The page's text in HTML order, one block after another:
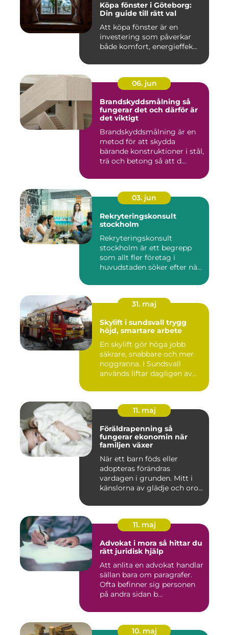
Köpa fönster i Göteborg:
Din guide till rätt val
Att köpa fönster är en
investering som påverkar
både komfort, energieffek...
06. jun
Brandskyddsmålning så
fungerar det och därför är
det viktigt
Brandskyddsmålning är en
metod för att skydda
bärande konstruktioner i stål,
trä och betong så att d...
03. jun
Rekryteringskonsult
stockholm
Rekryteringskonsult
stockholm är ett begrepp
som allt fler företag i
huvudstaden söker efter när
31. maj
Skylift i sundsvall trygg
höjd, smartare arbete
En skylift gör höga jobb
säkrare, snabbare och mer
noggranna. I Sundsvall
används liftar dagligen av...
11. maj
Föräldrapenning så
fungerar ekonomin när
familjen växer
När ett barn föds eller
adopteras förändras
vardagen i grunden. Mitt i
känslorna av glädje och oro
11. maj
Advokat i mora så hittar du
rätt juridisk hjälp
Att anlita en advokat handlar
sällan bara om paragrafer.
Ofta befinner sig personen
på andra sidan b...
10. maj